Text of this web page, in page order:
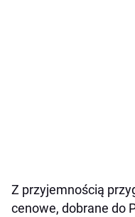
Z przyjemnością
cenowe, dobrane do